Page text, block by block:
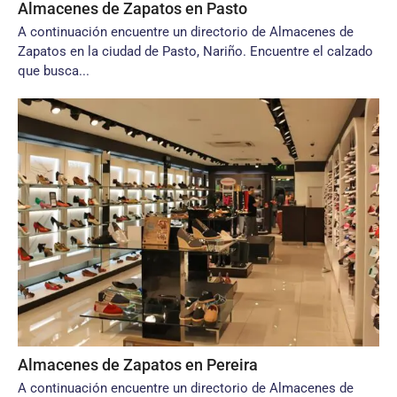
Almacenes de Zapatos en Pasto
A continuación encuentre un directorio de Almacenes de
Zapatos en la ciudad de Pasto, Nariño. Encuentre el calzado
que busca...
Almacenes de Zapatos en Pereira
A continuación encuentre un directorio de Almacenes de